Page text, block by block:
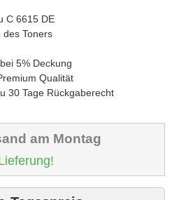
C 6615 DE
des Toners
5% Deckung
Qualität
30 Tage Rückgaberecht
am Montag